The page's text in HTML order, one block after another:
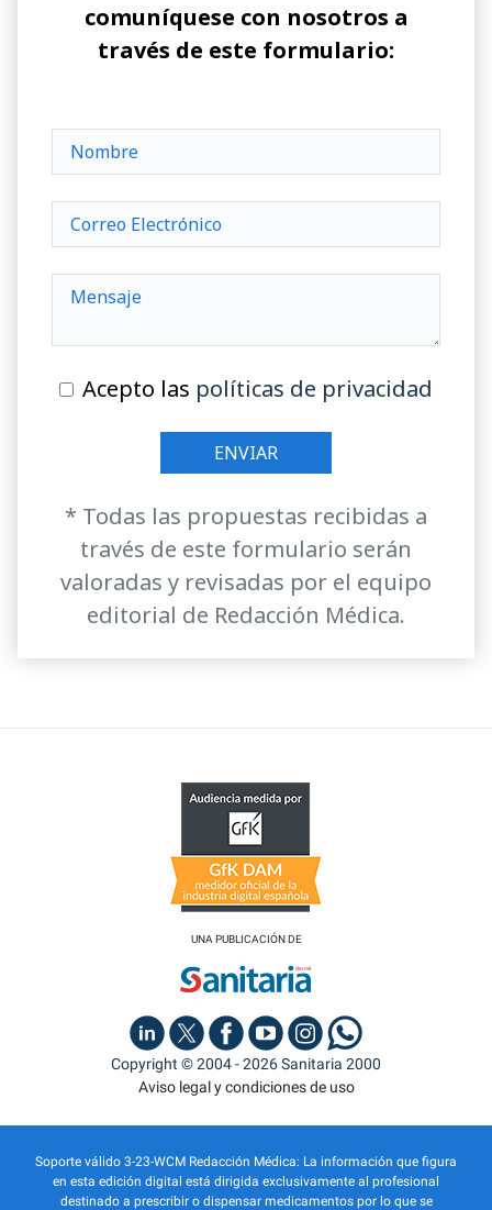
comuníquese con nosotros a
través de este formulario:
Acepto las políticas de privacidad
* Todas las propuestas recibidas a
través de este formulario serán
valoradas y revisadas por el equipo
editorial de Redacción Médica.
UNA PUBLICACIÓN DE
Copyright © 2004 - 2026 Sanitaria 2000
Aviso legal y condiciones de uso
Soporte válido 3-23-WCM Redacción Médica: La información que figura
en esta edición digital está dirigida exclusivamente al profesional
destinado a prescribir o dispensar medicamentos por lo que se